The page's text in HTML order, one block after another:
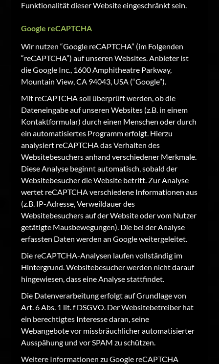
Funktionalität dieser Website eingeschränkt sein.
Google reCAPTCHA
Wir nutzen “Google reCAPTCHA” (im Folgenden
“reCAPTCHA”) auf unseren Websites. Anbieter ist
die Google Inc., 1600 Amphitheatre Parkway,
Mountain View, CA 94043, USA (“Google”).
Mit reCAPTCHA soll überprüft werden, ob die
Dateneingabe auf unseren Websites (z.B. in einem
Kontaktformular) durch einen Menschen oder durch
ein automatisiertes Programm erfolgt. Hierzu
analysiert reCAPTCHA das Verhalten des
Websitebesuchers anhand verschiedener Merkmale.
Diese Analyse beginnt automatisch, sobald der
Websitebesucher die Website betritt. Zur Analyse
wertet reCAPTCHA verschiedene Informationen aus
(z.B. IP-Adresse, Verweildauer des
Websitebesuchers auf der Website oder vom Nutzer
getätigte Mausbewegungen). Die bei der Analyse
erfassten Daten werden an Google weitergeleitet.
Die reCAPTCHA-Analysen laufen vollständig im
Hintergrund. Websitebesucher werden nicht darauf
hingewiesen, dass eine Analyse stattfindet.
Die Datenverarbeitung erfolgt auf Grundlage von
Art. 6 Abs. 1 lit. f DSGVO. Der Websitebetreiber hat
ein berechtigtes Interesse daran, seine
Webangebote vor missbräuchlicher automatisierter
Ausspähung und vor SPAM zu schützen.
Weitere Informationen zu Google reCAPTCHA